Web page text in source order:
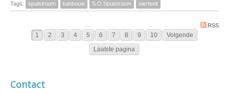
Tags: spuistroom tuinbouw S.O.Spuistroom sierteelt
RSS
1 2 3 4 5 6 7 8 9 10
Volgende
Laatste pagina
Contact